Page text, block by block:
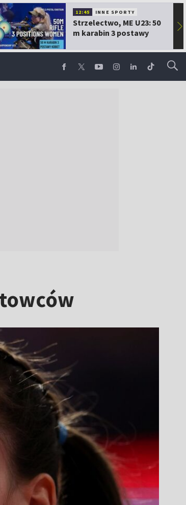
12:45 INNE SPORTY
Strzelectwo, ME U23: 50
m karabin 3 postawy
▶